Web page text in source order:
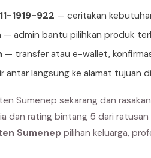
1919-922 — ceritakan
— admin bantu pilihkan produk
— transfer atau e-wallet,
antar langsung ke alamat tujuan
Sumenep sekarang dan
dan rating bintang 5 dari ratusan
Sumenep pilihan keluarga,